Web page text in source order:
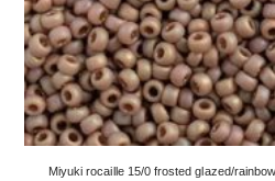
Miyuki rocaille 15/0 frosted glazed/